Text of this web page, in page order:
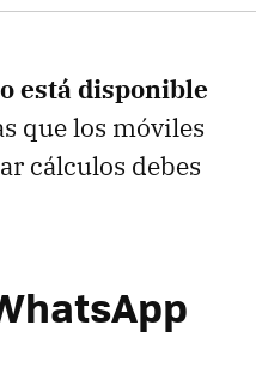
está disponible
que los móviles
cálculos debes